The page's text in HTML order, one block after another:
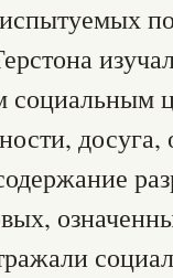
социальным